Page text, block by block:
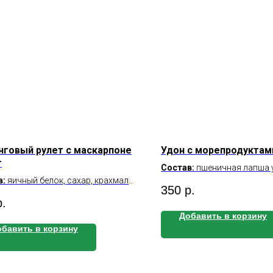
рулет с маскарпоне
яичный белок, сахар, крахмал
в корзину
Удон с
Состав: пшеничная лапша
креветка, кальмар, соус.
Калорийностьна 100 г:
350 р.
Добавить в корзину